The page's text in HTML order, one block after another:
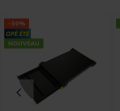
-30%
NOUVEAU